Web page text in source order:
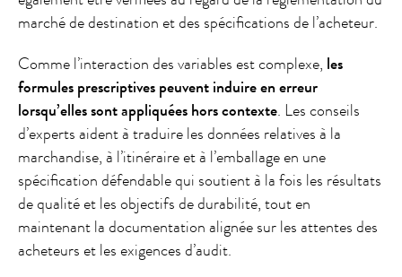
marché de destination et des spécifications de l’acheteur.
Comme l’interaction des variables est complexe, les
formules prescriptives peuvent induire en erreur
lorsqu’elles sont appliquées hors contexte. Les conseils
d’experts aident à traduire les données relatives à la
marchandise, à l’itinéraire et à l’emballage en une
spécification défendable qui soutient à la fois les résultats
de qualité et les objectifs de durabilité, tout en
maintenant la documentation alignée sur les attentes des
acheteurs et les exigences d’audit.